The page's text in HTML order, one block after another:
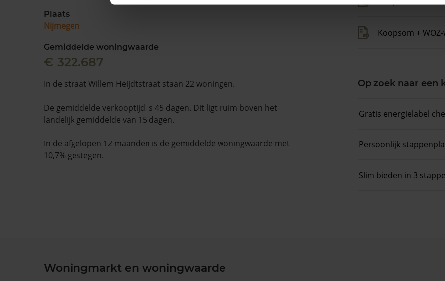
Plaats
Nijmegen
Gemiddelde woningwaarde
€ 322.687
In de straat Willem Heijdtstraat staan 22 woningen.
De gemiddelde verkooptijd is 45 dagen. Dit ligt ruim boven het
landelijk gemiddelde van 15 dagen.
In de afgelopen 12 maanden is de gemiddelde woningwaarde met
10,7% gestegen.
Koopsom +
Op zoek naar een
Gratis energielabel
Persoonlijk
Slim bieden in 3
Woningmarkt en woningwaarde